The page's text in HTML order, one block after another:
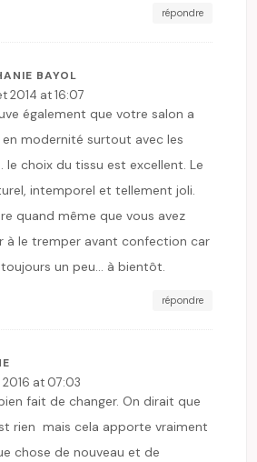
répondre
BAYOL
2014 at 16:07
également que votre salon a
en modernité surtout avec les
le choix du tissu est excellent. Le
intemporel et tellement joli.
quand même que vous avez
à le tremper avant confection car
un peu… à bientôt.
répondre
2016 at 07:03
fait de changer. On dirait que
rien mais cela apporte vraiment
chose de nouveau et de